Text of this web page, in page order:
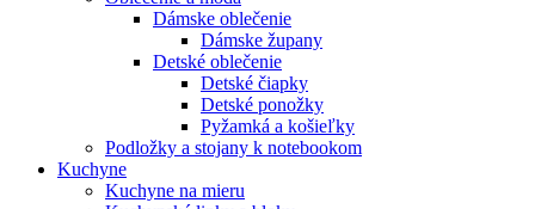
Dámske oblečenie
Dámske župany
Detské oblečenie
Detské čiapky
Detské ponožky
Pyžamká a košieľky
Podložky a stojany k notebookom
Kuchyne
Kuchyne na mieru